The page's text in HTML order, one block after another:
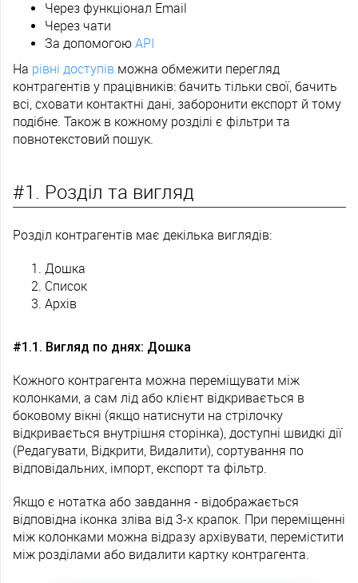
Через функціонал Email
Через чати
За допомогою API
На рівні доступів можна обмежити перегляд
контрагентів у працівників: бачить тільки свої, бачить
всі, сховати контактні дані, заборонити експорт й тому
подібне. Також в кожному розділі є фільтри та
повнотекстовий пошук.
#1. Розділ та вигляд
Розділ контрагентів має декілька виглядів:
Дошка
Список
Архів
#1.1. Вигляд по днях: Дошка
Кожного контрагента можна переміщувати між
колонками, а сам лід або клієнт відкривається в
боковому вікні (якщо натиснути на стрілочку
відкривається внутрішня сторінка), доступні швидкі дії
(Редагувати, Відкрити, Видалити), сортування по
відповідальних, імпорт, експорт та фільтр.
Якщо є нотатка або завдання - відображається
відповідна іконка зліва від 3-х крапок. При переміщенні
між колонками можна відразу архівувати, перемістити
між розділами або видалити картку контрагента.